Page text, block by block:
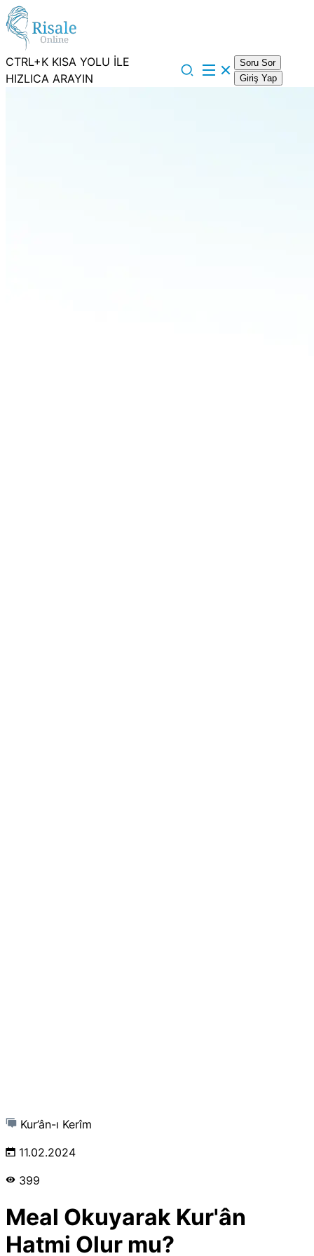
CTRL+K KISA YOLU İLE
HIZLICA ARAYIN
Soru Sor
Giriş Yap
Kur’ân-ı Kerîm
11.02.2024
399
Meal Okuyarak Kur'ân
Hatmi Olur mu?